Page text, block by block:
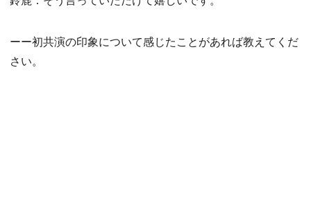
ーー初共演の印象について感じたことがあれば教えてくだ
さい。